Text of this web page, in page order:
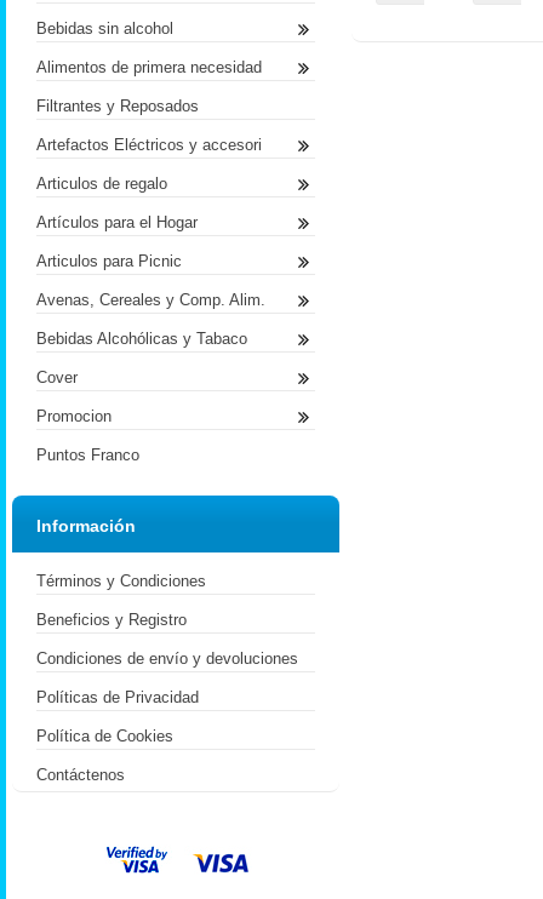
Bebidas sin alcohol
Alimentos de primera necesidad
Filtrantes y Reposados
Artefactos Eléctricos y accesori
Articulos de regalo
Artículos para el Hogar
Articulos para Picnic
Avenas, Cereales y Comp. Alim.
Bebidas Alcohólicas y Tabaco
Cover
Promocion
Puntos Franco
Información
Términos y Condiciones
Beneficios y Registro
Condiciones de envío y devoluciones
Políticas de Privacidad
Política de Cookies
Contáctenos